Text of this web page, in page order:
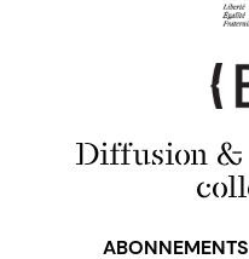
Diffusion &